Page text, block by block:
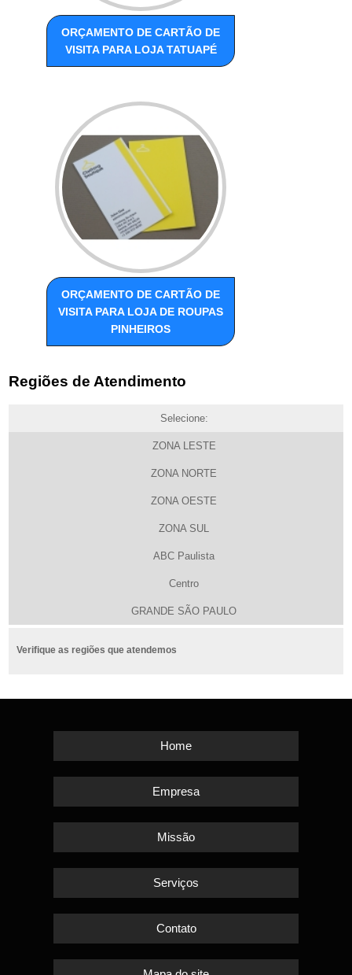
ORÇAMENTO DE CARTÃO DE
VISITA PARA LOJA TATUAPÉ
ORÇAMENTO DE CARTÃO DE
VISITA PARA LOJA DE ROUPAS
PINHEIROS
Regiões de Atendimento
Selecione:
ZONA LESTE
ZONA NORTE
ZONA OESTE
ZONA SUL
ABC Paulista
Centro
GRANDE SÃO PAULO
Verifique as regiões que atendemos
Home
Empresa
Missão
Serviços
Contato